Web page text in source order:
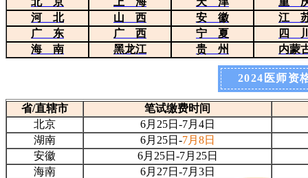
河 北
山 西 安 徽
江
广 东
广 西 宁 夏
四
海 南
黑龙江 贵 州 内蒙
2024医师资
省/直辖市
笔试缴费时间
北京
6月25日-7月4日
湖南
6月25日-7月8日
安徽
6月25日-7月25日
海南
6月27日-7月3日